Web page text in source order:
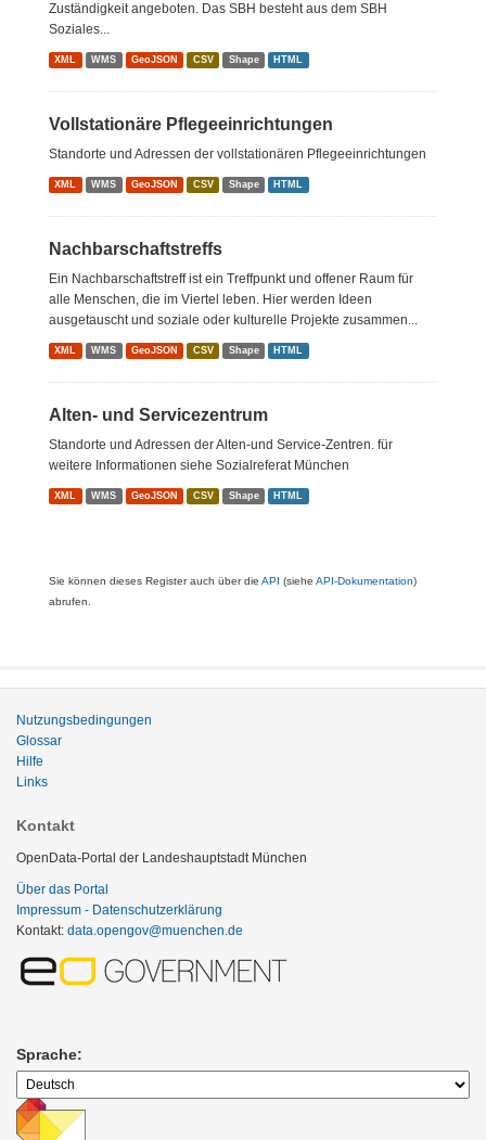
Zuständigkeit angeboten. Das SBH besteht aus dem SBH
Soziales...
XML WMS GeoJSON CSV Shape HTML
Vollstationäre Pflegeeinrichtungen
Standorte und Adressen der vollstationären Pflegeeinrichtungen
XML WMS GeoJSON CSV Shape HTML
Nachbarschaftstreffs
Ein Nachbarschaftstreff ist ein Treffpunkt und offener Raum für
alle Menschen, die im Viertel leben. Hier werden Ideen
ausgetauscht und soziale oder kulturelle Projekte zusammen...
XML WMS GeoJSON CSV Shape HTML
Alten- und Servicezentrum
Standorte und Adressen der Alten-und Service-Zentren. für
weitere Informationen siehe Sozialreferat München
XML WMS GeoJSON CSV Shape HTML
Sie können dieses Register auch über die API (siehe API-Dokumentation)
abrufen.
Nutzungsbedingungen
Glossar
Hilfe
Links
Kontakt
OpenData-Portal der Landeshauptstadt München
Über das Portal
Impressum - Datenschutzerklärung
Kontakt: data.opengov@muenchen.de
Sprache